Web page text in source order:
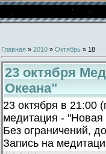
Главная » 2010 » Октябрь » 18
23 октября
Океана"
23 октября в 21:00
медитация -
Без ограничений,
Запись на